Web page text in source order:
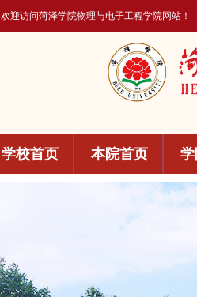
欢迎访问菏泽学院物理与电子工程学院网站！
学校首页 本院首页